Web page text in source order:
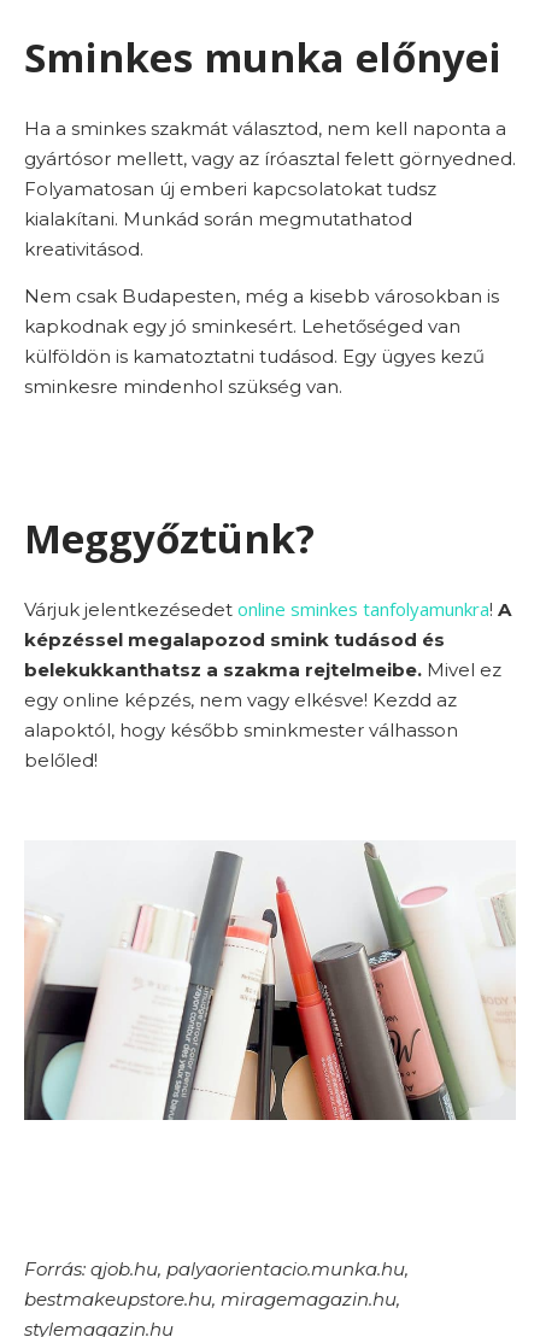
Sminkes munka előnyei
Ha a sminkes szakmát választod, nem kell naponta a
gyártósor mellett, vagy az íróasztal felett görnyedned.
Folyamatosan új emberi kapcsolatokat tudsz
kialakítani. Munkád során megmutathatod
kreativitásod.
Nem csak Budapesten, még a kisebb városokban is
kapkodnak egy jó sminkesért. Lehetőséged van
külföldön is kamatoztatni tudásod. Egy ügyes kezű
sminkesre mindenhol szükség van.
Meggyőztünk?
Várjuk jelentkezésedet online sminkes tanfolyamunkra! A
képzéssel megalapozod smink tudásod és
belekukkanthatsz a szakma rejtelmeibe. Mivel ez
egy online képzés, nem vagy elkésve! Kezdd az
alapoktól, hogy később sminkmester válhasson
belőled!
Forrás: qjob.hu, palyaorientacio.munka.hu,
bestmakeupstore.hu, miragemagazin.hu,
stylemagazin.hu